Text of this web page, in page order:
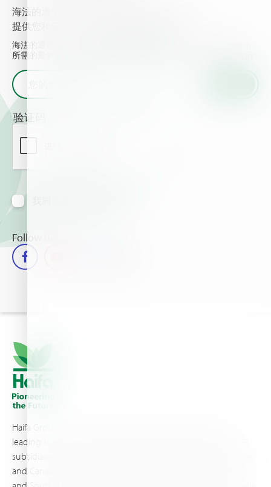
海法的通讯让您了解最新的植物营养信息， 并
提供您和您的作物所需的最新新闻和事件.
海法的通讯让您了解最新的植物营养信息， 并提供您和您的作物
所需的最新新闻和事件. 输入您的邮箱地址并获取海法的最新资讯
验证码
Follow us
Haifa Group is a multi-national corporation and a global
leading supplier of specialty fertilizers, operating through 19
subsidiaries worldwide, with production sites in Israel, France,
and Canada, as well as proprietary blending facilities in Brazil